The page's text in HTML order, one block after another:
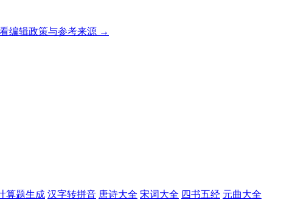
编辑政策与参考来源 →
算题生成 汉字转拼音 唐诗大全 宋词大全 四书五经 元曲大全